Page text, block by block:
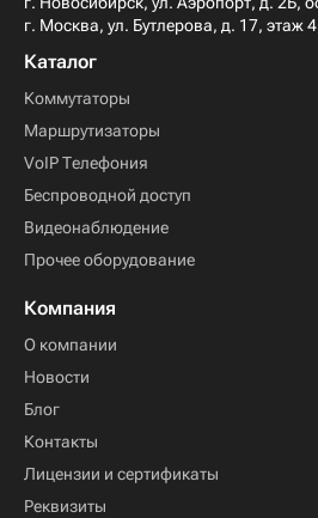
г. Москва, ул. Бутлерова, д. 17, этаж
Каталог
Коммутаторы
Маршрутизаторы
VoIP Телефония
Беспроводной доступ
Видеонаблюдение
Прочее оборудование
Компания
О компании
Новости
Блог
Контакты
Лицензии и сертификаты
Реквизиты